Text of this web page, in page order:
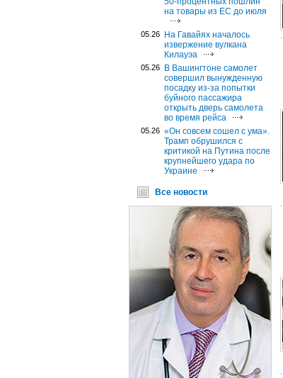
на товары из ЕС до июля
05.26
На Гавайях началось
извержение вулкана
Килауэа
05.26
В Вашингтоне самолет
совершил вынужденную
посадку из-за попытки
буйного пассажира
открыть дверь самолета
во время рейса
05.26 «Он совсем сошел с ума».
Трамп обрушился с
критикой на Путина после
крупнейшего удара по
Украине
Все новости